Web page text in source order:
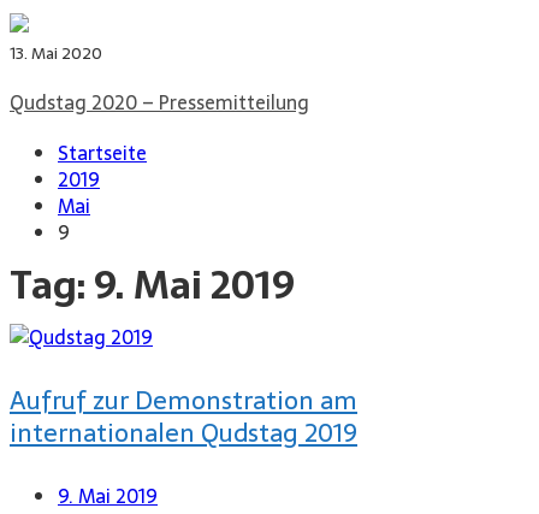
13. Mai 2020
Qudstag 2020 – Pressemitteilung
Startseite
2019
Mai
9
Tag:9. Mai 2019
Aufruf zur Demonstration am
internationalen Qudstag 2019
9. Mai 2019